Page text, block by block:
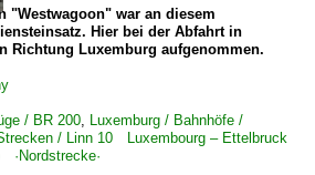
"Westwagoon" war an diesem
Hier bei der Abfahrt in
Richtung Luxemburg aufgenommen.
/ BR 200, Luxemburg / Bahnhöfe /
/ Linn 10 Luxembourg – Ettelbruck
·Nordstrecke·